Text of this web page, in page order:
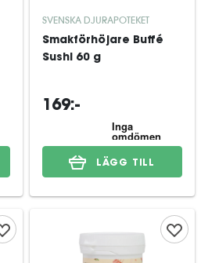
SVENSKA DJURAPOTEKET
Smakförhöjare Buffé
Sushi 60 g
169:-
LÄGG TILL